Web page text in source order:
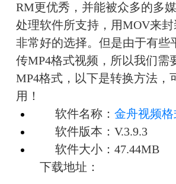
RM更优秀，并能被众多的多
处理软件所支持，用MOV来
非常好的选择。但是由于有些
传MP4格式视频，所以我们需
MP4格式，以下是转换方法，
用！
软件名称：金舟视频
软件版本：V.3.9.3
软件大小：47.44MB
下载地址：